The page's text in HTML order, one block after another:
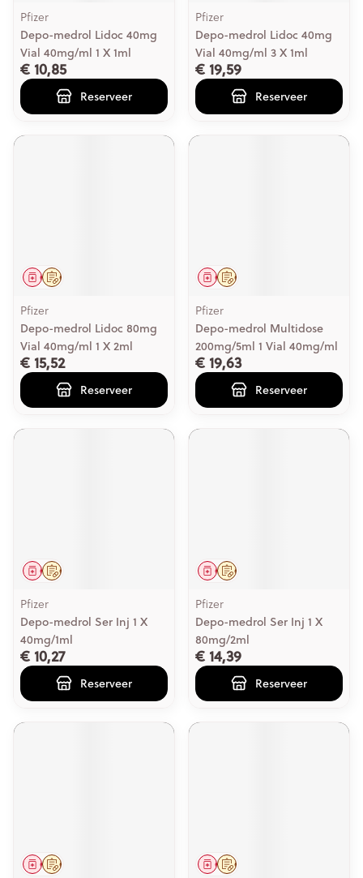
Pfizer
Depo-medrol Lidoc 40mg
Vial 40mg/ml 1 X 1ml
€ 10,85
Reserveer
Pfizer
Depo-medrol Lidoc 40mg
Vial 40mg/ml 3 X 1ml
€ 19,59
Reserveer
Op voorschrift
Geneesmiddel
Pfizer
Depo-medrol Lidoc 80mg
Vial 40mg/ml 1 X 2ml
€ 15,52
Reserveer
Op voorschrift
Geneesmiddel
Pfizer
Depo-medrol Multidose
200mg/5ml 1 Vial 40mg/ml
€ 19,63
Reserveer
Op voorschrift
Geneesmiddel
Pfizer
Depo-medrol Ser Inj 1 X
40mg/1ml
€ 10,27
Reserveer
Op voorschrift
Geneesmiddel
Pfizer
Depo-medrol Ser Inj 1 X
80mg/2ml
€ 14,39
Reserveer
Op voorschrift
Geneesmiddel Op voorschrift
Geneesmiddel